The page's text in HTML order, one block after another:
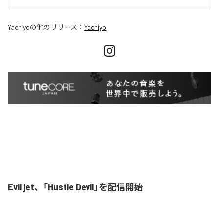
Yachiyoの他のリリース： Yachiyo
Evil jet、「Hustle Devil」を配信開始